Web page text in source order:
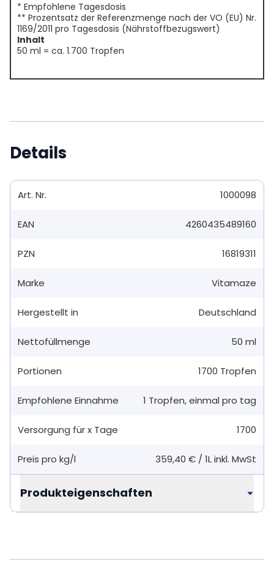
* Empfohlene Tagesdosis
** Prozentsatz der Referenzmenge nach der VO (EU) Nr.
1169/2011 pro Tagesdosis (Nährstoffbezugswert)
Inhalt
50 ml = ca. 1.700 Tropfen
Details
Art. Nr. 1000098
EAN 4260435489160
PZN 16819311
Marke Vitamaze
Hergestellt in Deutschland
Nettofüllmenge 50 ml
Portionen 1700 Tropfen
Empfohlene Einnahme 1 Tropfen,einmal pro tag
Versorgung für x Tage 1700
Preis pro kg/l 359,40 € / 1Linkl. MwSt
Produkteigenschaften